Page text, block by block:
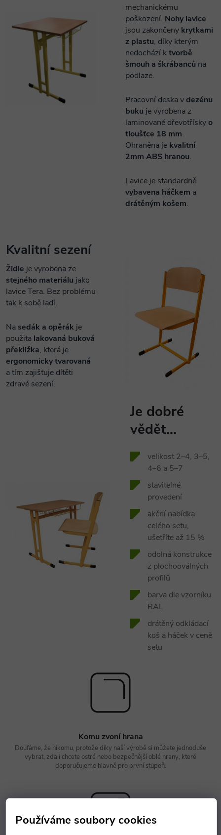
Používáme soubory cookies
mechanickému
poškození. Nohy lavice
jsou zakončeny krytkami
z plastu, díky kterým
nedochází ktvorbě
šmouh a škrábanců na
podlaze.
Pracovní deska vdezénu
buku je vyrobena z
laminované dřevotřískyo
tloušťce 18 mm.
Ohraněna je kvalitní
2mm ABS hranou.
Lavice je standardně
vybavena háčkem a
drátěným košem.
Kvalitní sezení
Židle je vyrobena ze
stejného materiálu jako
lavice Tera. Bez problému
tak k sobě ladí.
Na sedák a opěrák je
použita lakovaná buková
překližka, která je
ergonomicky tvarovaná
a tím zajišťuje dítěti
zdravé sezení.
Je dobré
vědět...
velikost 2–4, 3–5,
4–6 a 5–7
stavitelné
provedení
akční nabídka
celého setu,
ušetříte až 15 %
odolná konstrukce
z plochooválných
profilů
barva dle vzorníku
RAL
drátěný odkládací
koš a háček v ceně
setu
Komu zvoní hrana
Doufáme, že nikomu, protože díky naší výrobě si můžete jednoduše
vybrat, zdali chcete ostré nebo bezpečnější oblé hrany, které
doporučujeme hlavně pro první stupeň.